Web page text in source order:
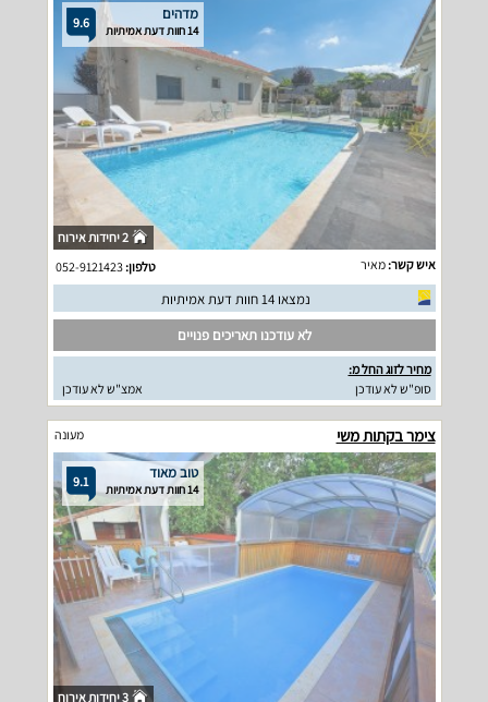
9.6 מדהים
14 חוות דעת אמיתיות
2 יחידות אירוח
איש קשר:מאיר טלפון:052-9121423
נמצאו 14 חוות דעת אמיתיות
לא עודכנו תאריכים פנויים
מחיר לזוג החל מ:
סופ"ש לא עודכן
אמצ"ש לא עודכן
צימר בקתות משי מעונה
9.1 טוב מאוד
14 חוות דעת אמיתיות
3 יחידות אירוח